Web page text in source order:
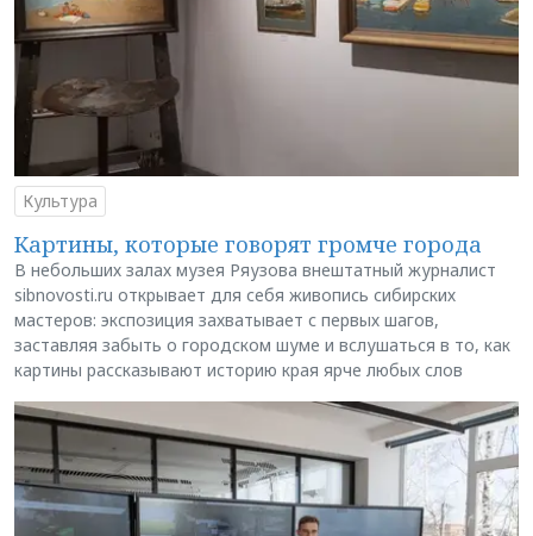
Культура
Картины, которые говорят громче города
В небольших залах музея Ряузова внештатный журналист
sibnovosti.ru открывает для себя живопись сибирских
мастеров: экспозиция захватывает с первых шагов,
заставляя забыть о городском шуме и вслушаться в то, как
картины рассказывают историю края ярче любых слов